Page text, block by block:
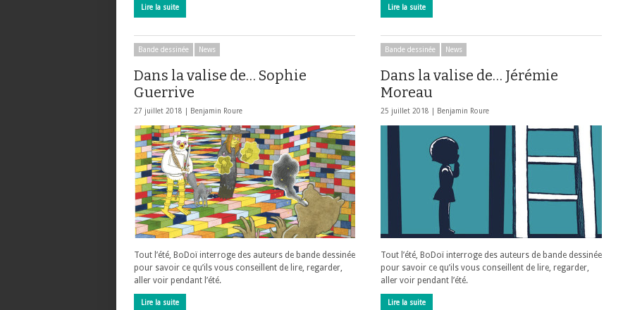
Lire la suite Lire la suite
Bande dessinée News
Dans la valise de… Sophie
Guerrive
27 juillet 2018 | Benjamin Roure
Tout l’été, BoDoï interroge des auteurs de bande dessinée
pour savoir ce qu’ils vous conseillent de lire, regarder,
aller voir pendant l’été.
Lire la suite
Bande dessinée News
Dans la valise de… Jérémie
Moreau
25 juillet 2018 | Benjamin Roure
Tout l’été, BoDoï interroge des auteurs de bande dessinée
pour savoir ce qu’ils vous conseillent de lire, regarder,
aller voir pendant l’été.
Lire la suite